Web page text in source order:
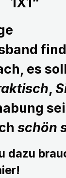
es
,
schön
dazu